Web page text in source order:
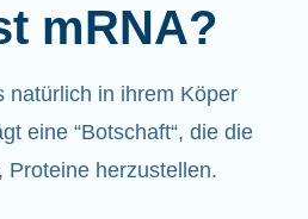
mRNA?
natürlich in ihrem Köper
eine “Botschaft“, die die
Proteine herzustellen.